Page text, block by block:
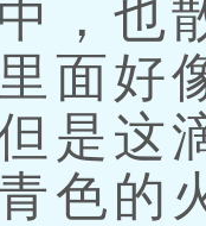
，也
面好
是这
色的